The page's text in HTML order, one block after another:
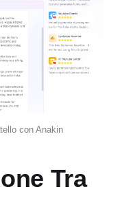
con Anakin
Tra